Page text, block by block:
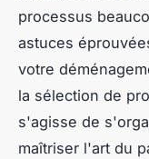
processus
astuces
votre
la sélection de
s'agisse de
maîtriser l'art du